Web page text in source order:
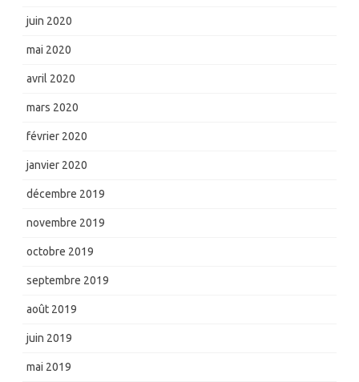
juin 2020
mai 2020
avril 2020
mars 2020
février 2020
janvier 2020
décembre 2019
novembre 2019
octobre 2019
septembre 2019
août 2019
juin 2019
mai 2019